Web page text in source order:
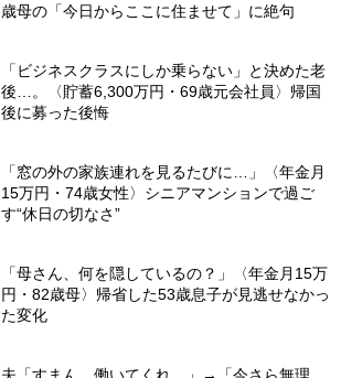
歳母の「今日からここに住ませて」に絶句
「ビジネスクラスにしか乗らない」と決めた老
後…。〈貯蓄6,300万円・69歳元会社員〉帰国
後に募った後悔
「窓の外の家族連れを見るたびに…」〈年金月
15万円・74歳女性〉シニアマンションで過ご
す“休日の切なさ”
「母さん、何を隠しているの？」〈年金月15万
円・82歳母〉帰省した53歳息子が見逃せなかっ
た変化
夫「すまん、働いてくれ…」→「今さら無理